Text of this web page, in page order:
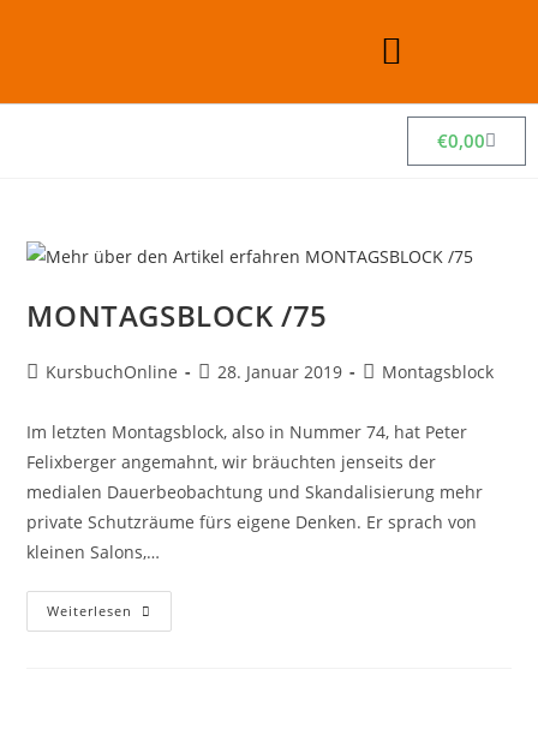
€0,00
MONTAGSBLOCK /75
KursbuchOnline 28. Januar 2019 Montagsblock
Im letzten Montagsblock, also in Nummer 74, hat Peter
Felixberger angemahnt, wir bräuchten jenseits der
medialen Dauerbeobachtung und Skandalisierung mehr
private Schutzräume fürs eigene Denken. Er sprach von
kleinen Salons,…
Weiterlesen